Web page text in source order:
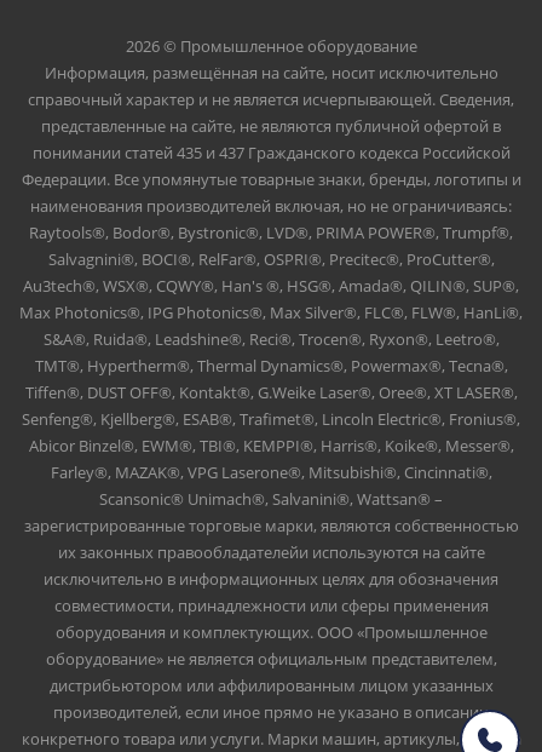
2026 © Промышленное оборудование
Информация, размещённая на сайте, носит исключительно
справочный характер и не является исчерпывающей. Сведения,
представленные на сайте, не являются публичной офертой в
понимании статей 435 и 437 Гражданского кодекса Российской
Федерации. Все упомянутые товарные знаки, бренды, логотипы и
наименования производителей включая, но не ограничиваясь:
Raytools®, Bodor®, Bystronic®, LVD®, PRIMA POWER®, Trumpf®,
Salvagnini®, BOCI®, RelFar®, OSPRI®, Precitec®, ProCutter®,
Au3tech®, WSX®, CQWY®, Han's ®, HSG®, Amada®, QILIN®, SUP®,
Max Photonics®, IPG Photonics®, Max Silver®, FLC®, FLW®, HanLi®,
S&A®, Ruida®, Leadshine®, Reci®, Trocen®, Ryxon®, Leetro®,
TMT®, Hypertherm®, Thermal Dynamics®, Powermax®, Tecna®,
Tiffen®, DUST OFF®, Kontakt®, G.Weike Laser®, Oree®, XT LASER®,
Senfeng®, Kjellberg®, ESAB®, Trafimet®, Lincoln Electric®, Fronius®,
Abicor Binzel®, EWM®, TBI®, KEMPPI®, Harris®, Koike®, Messer®,
Farley®, MAZAK®, VPG Laserone®, Mitsubishi®, Cincinnati®,
Scansonic® Unimach®, Salvanini®, Wattsan® –
зарегистрированные торговые марки, являются собственностью
их законных правообладателейи используются на сайте
исключительно в информационных целях для обозначения
совместимости, принадлежности или сферы применения
оборудования и комплектующих. ООО «Промышленное
оборудование» не является официальным представителем,
дистрибьютором или аффилированным лицом указанных
производителей, если иное прямо не указано в описании
конкретного товара или услуги. Марки машин, артикулы, номера